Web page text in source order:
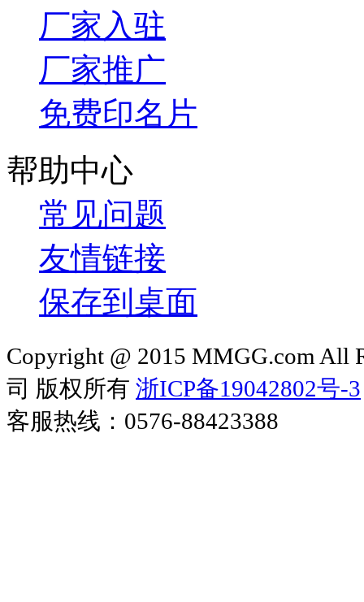
厂家入驻
厂家推广
免费印名片
帮助中心
常见问题
友情链接
保存到桌面
Copyright @ 2015 MMGG.com All
司 版权所有 浙ICP备19042802号-3
客服热线：0576-88423388